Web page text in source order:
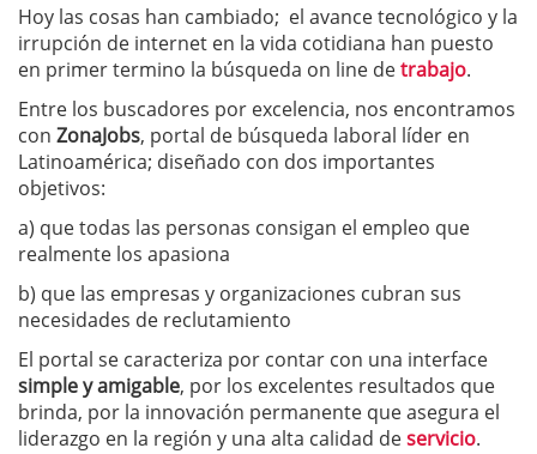
Hoy las cosas han cambiado; el avance tecnológico y la
irrupción de internet en la vida cotidiana han puesto
en primer termino la búsqueda on line detrabajo.
Entre los buscadores por excelencia, nos encontramos
con ZonaJobs, portal de búsqueda laboral líder en
Latinoamérica; diseñado con dos importantes
objetivos:
a) que todas las personas consigan el empleo que
realmente los apasiona
b) que las empresas y organizaciones cubran sus
necesidades de reclutamiento
El portal se caracteriza por contar con una interface
simple y amigable, por los excelentes resultados que
brinda, por la innovación permanente que asegura el
liderazgo en la región y una alta calidad deservicio.